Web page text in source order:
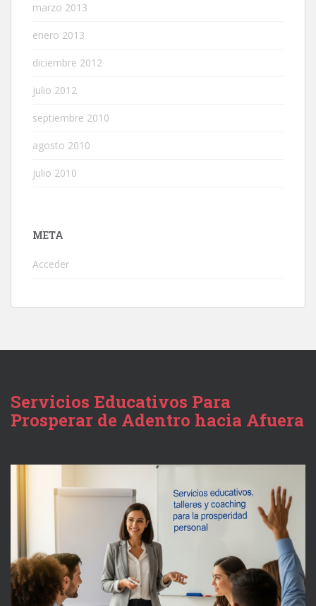
marzo 2013
enero 2013
diciembre 2012
julio 2012
septiembre 2010
agosto 2010
julio 2010
META
Acceder
Servicios Educativos Para
Prosperar de Adentro hacia Afuera